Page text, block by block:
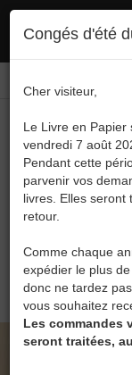
l'utilisation :
Congés d'été
Cher visiteur,
Le Livre en Papier
vendredi 7 août
Pendant cette
parvenir vos
livres. Elles
retour.
Comme chaque
expédier le plus
donc ne tardez
vous souhaitez
Les commandes
seront traitées,
LE LIVRE EN